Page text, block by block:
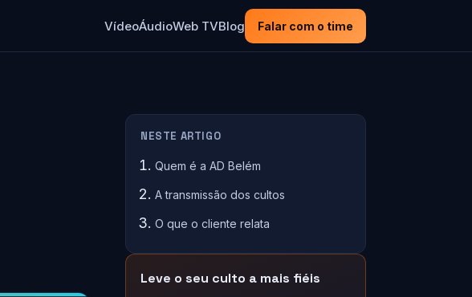
VídeoÁudioWeb TVBlog Falar com o time
NESTE ARTIGO
Quem é a AD Belém
A transmissão dos cultos
O que o cliente relata
Leve o seu culto a mais fiéis